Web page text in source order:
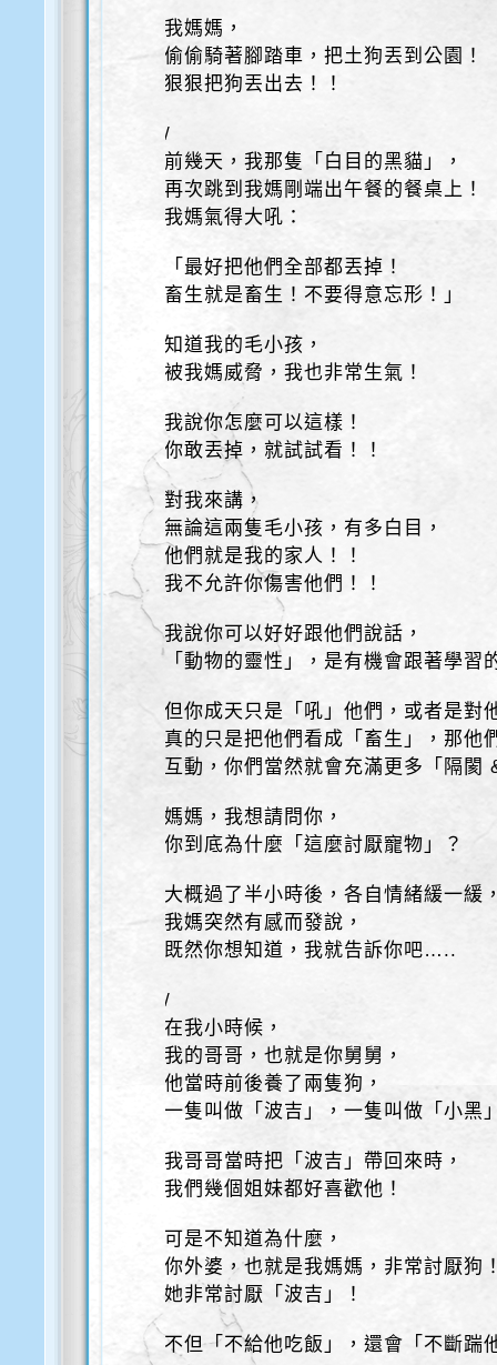
我媽媽，
偷偷騎著腳踏車，把土狗丟到公園！
狠狠把狗丟出去！！
/
前幾天，我那隻「白目的黑貓」，
再次跳到我媽剛端出午餐的餐桌上！
我媽氣得大吼：
「最好把他們全部都丟掉！
畜生就是畜生！不要得意忘形！」
知道我的毛小孩，
被我媽威脅，我也非常生氣！
我說你怎麼可以這樣！
你敢丟掉，就試試看！！
對我來講，
無論這兩隻毛小孩，有多白目，
他們就是我的家人！！
我不允許你傷害他們！！
我說你可以好好跟他們說話，
「動物的靈性」，是有機會跟著學習
但你成天只是「吼」他們，或者是對
真的只是把他們看成「畜生」，那他
互動，你們當然就會充滿更多「隔閡
媽媽，我想請問你，
你到底為什麼「這麼討厭寵物」？
大概過了半小時後，各自情緒緩一緩
我媽突然有感而發說，
既然你想知道，我就告訴你吧…..
/
在我小時候，
我的哥哥，也就是你舅舅，
他當時前後養了兩隻狗，
一隻叫做「波吉」，一隻叫做「小黑
我哥哥當時把「波吉」帶回來時，
我們幾個姐妹都好喜歡他！
可是不知道為什麼，
你外婆，也就是我媽媽，非常討厭狗
她非常討厭「波吉」！
不但「不給他吃飯」，還會「不斷踹